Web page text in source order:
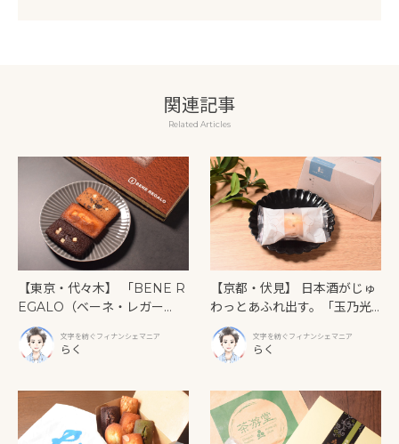
関連記事
Related Articles
【東京・代々木】 「BENE R
EGALO（ベーネ・レガー
ロ）」ティラミス専門店の濃
厚な再現度からキレのある苦
味まで、個性が際立つ3つのフ
文字を紡ぐフィナンシェマニア
らく
【京都・伏見】 日本酒がじゅ
わっとあふれ出す。「玉乃光
酒造」が放つ、大人のための
発酵フィナンシェ
文字を紡ぐフィナンシェマニア
らく